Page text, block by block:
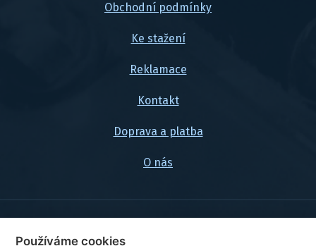
Obchodní podmínky
Ke stažení
Reklamace
Kontakt
Doprava a platba
O nás
© 2026, FlexaMi Auto s.r.o.
Používáme cookies